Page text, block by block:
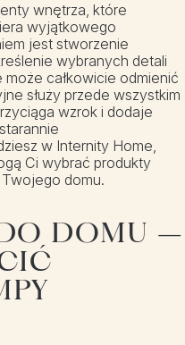
wnętrza, które
wyjątkowego
jest stworzenie
wybranych detali
całkowicie odmienić
służy przede wszystkim
wzrok i dodaje
w Internity Home,
Ci wybrać produkty
domu.
DOMU –